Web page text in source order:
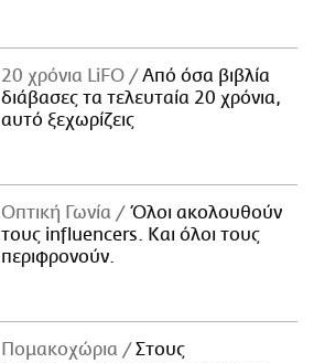
20 χρόνια LiFO
Από όσα βιβλία
διάβασες τα τελευταία 20 χρόνια,
αυτό ξεχωρίζεις
Οπτική Γωνία
Όλοι ακολουθούν
τους influencers. Και όλοι τους
περιφρονούν.
Πομακοχώρια
Στους